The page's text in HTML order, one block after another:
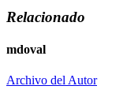
Relacionado
mdoval
Archivo del Autor